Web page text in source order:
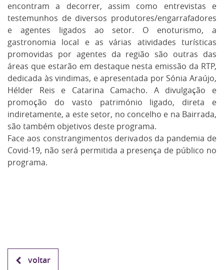
encontram a decorrer, assim como entrevistas e
testemunhos de diversos produtores/engarrafadores
e agentes ligados ao setor. O enoturismo, a
gastronomia local e as várias atividades turísticas
promovidas por agentes da região são outras das
áreas que estarão em destaque nesta emissão da RTP,
dedicada às vindimas, e apresentada por Sónia Araújo,
Hélder Reis e Catarina Camacho. A divulgação e
promoção do vasto património ligado, direta e
indiretamente, a este setor, no concelho e na Bairrada,
são também objetivos deste programa.
Face aos constrangimentos derivados da pandemia de
Covid-19, não será permitida a presença de público no
programa.
voltar